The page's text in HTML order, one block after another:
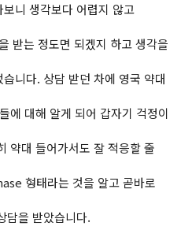
니 생각보다 어렵지 않고
받는 정도면 되겠지 하고 생각을
니다. 상담 받던 차에 영국 약대
에 대해 알게 되어 갑자기 걱정이
약대 들어가서도 잘 적응할 줄
형태라는 것을 알고 곧바로
담을 받았습니다.